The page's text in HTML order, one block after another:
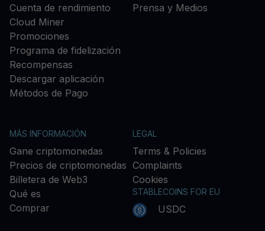
Cuenta de rendimiento
Cloud Miner
Promociones
Programa de fidelización
Recompensas
Descargar aplicación
Métodos de Pago
Prensa y Medios
MÁS INFORMACIÓN
Gane criptomonedas
Precios de criptomonedas
Billetera de Web3
Qué es
Comprar
LEGAL
Terms & Policies
Complaints
Cookies
STABLECOINS FOR EU
USDC